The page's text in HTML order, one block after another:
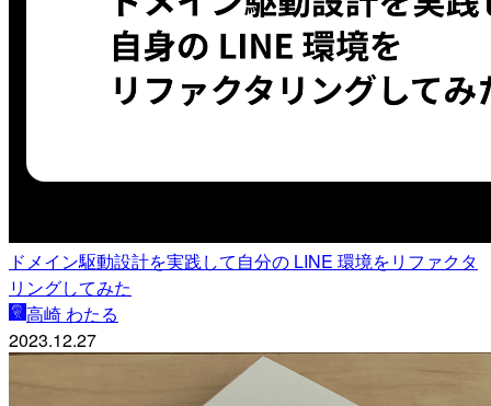
ドメイン駆動設計を実践して自分の LINE 環境をリファクタ
リングしてみた
高崎 わたる
2023.12.27